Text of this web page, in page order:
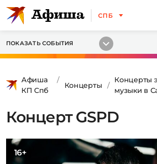
СПБ
ПОКАЗАТЬ СОБЫТИЯ
Афиша
КП Спб
Концерты
Концерты
музыки в
Концерт GSPD
16+